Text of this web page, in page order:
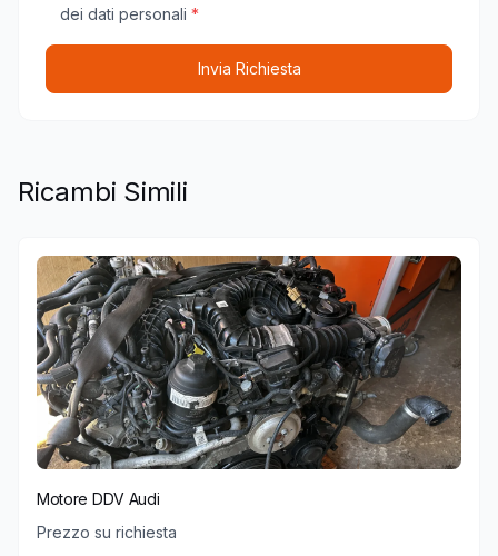
dei dati personali *
Invia Richiesta
Ricambi Simili
Motore DDV Audi
Prezzo su richiesta